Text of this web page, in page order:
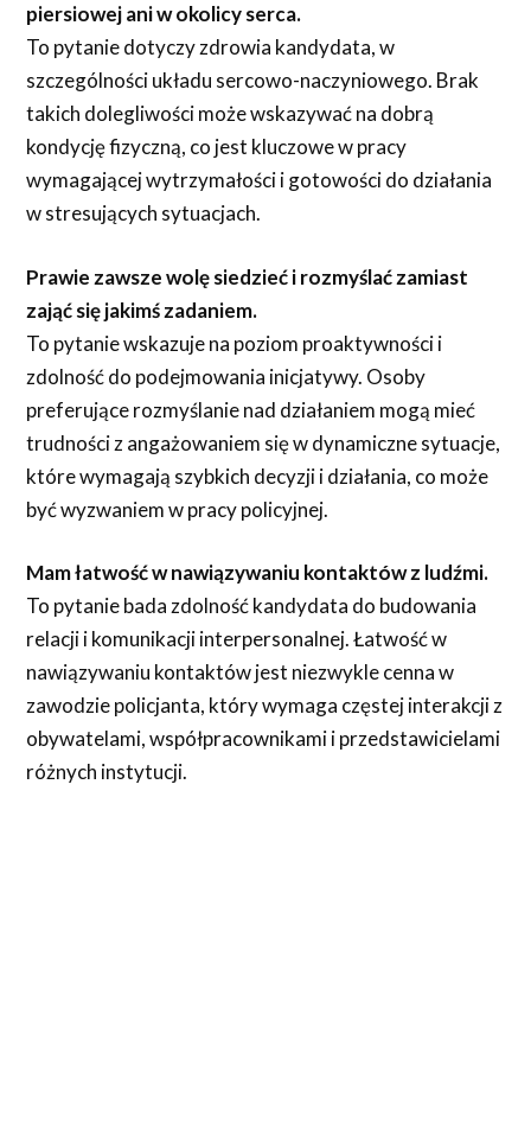
piersiowej ani w okolicy serca.
To pytanie dotyczy zdrowia kandydata, w
szczególności układu sercowo-naczyniowego. Brak
takich dolegliwości może wskazywać na dobrą
kondycję fizyczną, co jest kluczowe w pracy
wymagającej wytrzymałości i gotowości do działania
w stresujących sytuacjach.
Prawie zawsze wolę siedzieć i rozmyślać zamiast
zająć się jakimś zadaniem.
To pytanie wskazuje na poziom proaktywności i
zdolność do podejmowania inicjatywy. Osoby
preferujące rozmyślanie nad działaniem mogą mieć
trudności z angażowaniem się w dynamiczne sytuacje,
które wymagają szybkich decyzji i działania, co może
być wyzwaniem w pracy policyjnej.
Mam łatwość w nawiązywaniu kontaktów z ludźmi.
To pytanie bada zdolność kandydata do budowania
relacji i komunikacji interpersonalnej. Łatwość w
nawiązywaniu kontaktów jest niezwykle cenna w
zawodzie policjanta, który wymaga częstej interakcji z
obywatelami, współpracownikami i przedstawicielami
różnych instytucji.